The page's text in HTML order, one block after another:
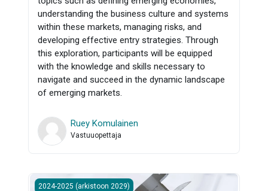
understanding the business culture and systems
within these markets, managing risks, and
developing effective entry strategies. Through
this exploration, participants will be equipped
with the knowledge and skills necessary to
navigate and succeed in the dynamic landscape
of emerging markets.
Ruey Komulainen
Vastuuopettaja
TKVK001 - Koneensuunnitteluoppi 2024
2024-2025 (arkistoon 2029)